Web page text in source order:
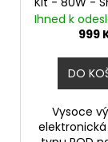
Ihned k
999
DO
Vysoce